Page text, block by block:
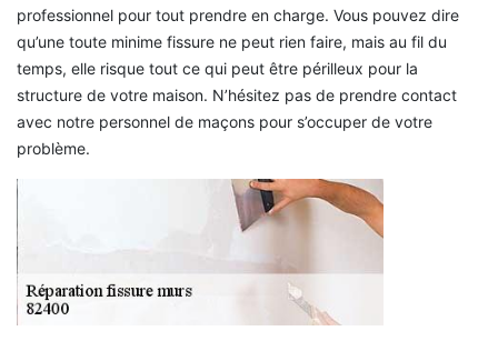
professionnel pour tout prendre en charge. Vous pouvez dire
qu’une toute minime fissure ne peut rien faire, mais au fil du
temps, elle risque tout ce qui peut être périlleux pour la
structure de votre maison. N’hésitez pas de prendre contact
avec notre personnel de maçons pour s’occuper de votre
problème.